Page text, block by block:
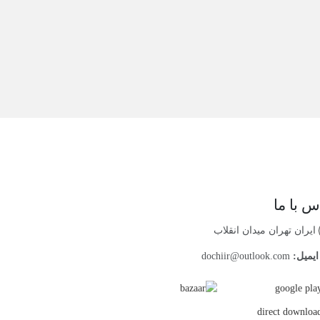
با ما
ایران تهران میدان انقلاب
ایمیل: dochiir@outlook.com